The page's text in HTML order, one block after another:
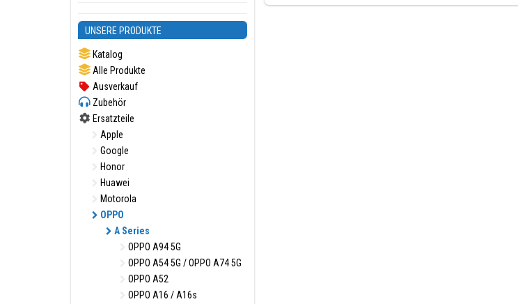
UNSERE PRODUKTE
Katalog
Alle Produkte
Ausverkauf
Zubehör
Ersatzteile
Apple
Google
Honor
Huawei
Motorola
OPPO
A Series
OPPO A94 5G
OPPO A54 5G / OPPO A74 5G
OPPO A52
OPPO A16 / A16s